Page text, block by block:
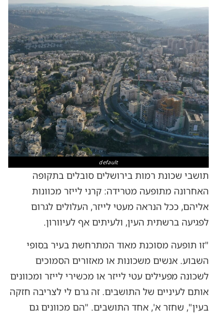
default
תושבי שכונת רמות בירושלים סובלים בתקופה
האחרונה מתופעה מטרידה: קרני לייזר מכוונות
אליהם, ככל הנראה מעטי לייזר, העלולים לגרום
לפגיעה ברשתית העין, ולעיתים אף לעיוורון.
"זו תופעה מסוכנת מאוד המתרחשת בעיר בסופי
השבוע. אנשים משכונות או מאזורים הסמוכים
לשכונה מפעילים עטי לייזר או מכשירי לייזר ומכוונים
אותם לעיניים של התושבים. זה גרם לי לצריבה חזקה
בעין", שחזר א', אחד התושבים. "הם מכוונים גם